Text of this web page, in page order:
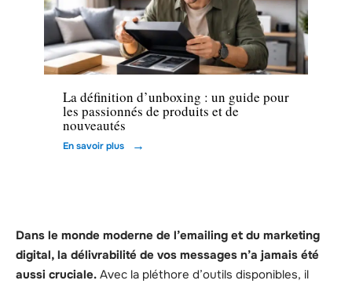
High-Tech
La définition d’unboxing : un guide pour
les passionnés de produits et de
nouveautés
En savoir plus
Dans le monde moderne de l’emailing et du marketing
digital, la délivrabilité de vos messages n’a jamais été
aussi cruciale. Avec la pléthore d’outils disponibles, il